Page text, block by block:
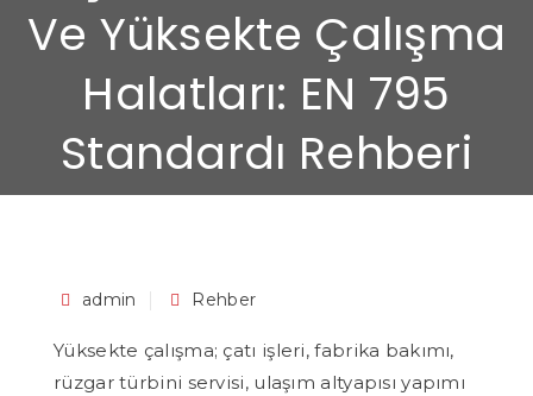
Ve Yüksekte Çalışma
Halatları: EN 795
Standardı Rehberi
admin Rehber
Yüksekte çalışma; çatı işleri, fabrika bakımı,
rüzgar türbini servisi, ulaşım altyapısı yapımı